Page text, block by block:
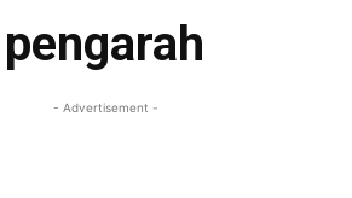
pengarah
- Advertisement -